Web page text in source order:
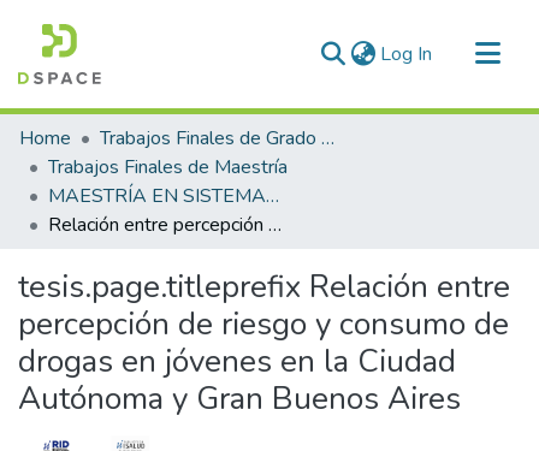
Log In (current)
Communities & Collections
All of DSpace
Statistics
Home
Trabajos Finales de Grado y Posgrado
Trabajos Finales de Maestría
MAESTRÍA EN SISTEMAS DE SALUD Y SEGURIDAD SOCIAL
Relación entre percepción de riesgo y consumo de drogas en jóvenes en la Ciudad Autónoma y Gran Buenos Aires
tesis.page.titleprefix Relación entre
percepción de riesgo y consumo de
drogas en jóvenes en la Ciudad
Autónoma y Gran Buenos Aires